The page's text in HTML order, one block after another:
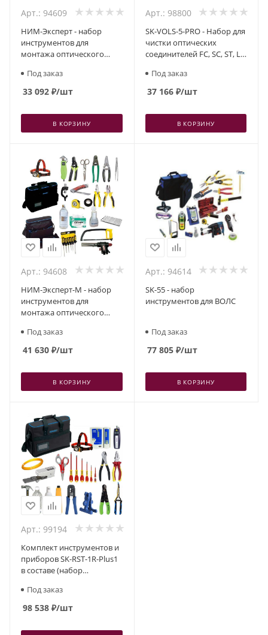
Арт.: 94609
НИМ-Эксперт - набор
инструментов для
монтажа оптического
Под заказ
33 092 ₽/шт
В КОРЗИНУ
Арт.: 98800
SK-VOLS-5-PRO - Набор для
чистки оптических
соединителей FC, SC, ST, LC
Под заказ
37 166₽/шт
В КОРЗИНУ
Арт.: 94608
НИМ-Эксперт-М - набор
инструментов для
монтажа оптического
Под заказ
41 630 ₽/шт
В КОРЗИНУ
Арт.: 94614
SK-55 - набор
инструментов для ВОЛС
Под заказ
77 805₽/шт
В КОРЗИНУ
Арт.: 99194
Комплект инструментов и
приборов SK-RST-1R-Plus1
в составе (набор
Под заказ
98 538 ₽/шт